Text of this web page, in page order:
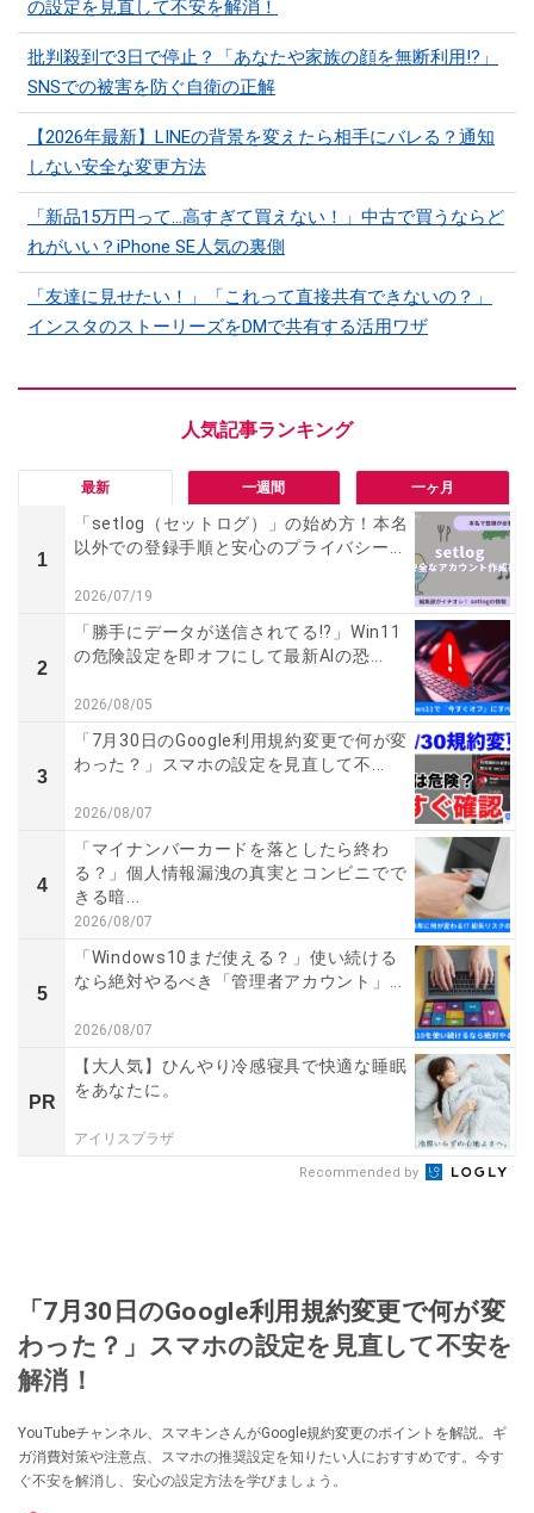
の設定を見直して不安を解消！
批判殺到で3日で停止？「あなたや家族の顔を無断利用!?」
SNSでの被害を防ぐ自衛の正解
【2026年最新】LINEの背景を変えたら相手にバレる？通知
しない安全な変更方法
「新品15万円って…高すぎて買えない！」中古で買うならど
れがいい？iPhone SE人気の裏側
「友達に見せたい！」「これって直接共有できないの？」
インスタのストーリーズをDMで共有する活用ワザ
最新 一週間 一ヶ月
1
「setlog（セットログ）」の始め方！本名
以外での登録手順と安心のプライバシー...
2026/07/19
2
「勝手にデータが送信されてる!?」Win11
の危険設定を即オフにして最新AIの恐...
2026/08/05
3
「7月30日のGoogle利用規約変更で何が変
わった？」スマホの設定を見直して不...
2026/08/07
4
「マイナンバーカードを落としたら終わ
る？」個人情報漏洩の真実とコンビニでで
きる暗...
2026/08/07
5
「Windows10まだ使える？」使い続ける
なら絶対やるべき「管理者アカウント」...
2026/08/07
PR
【大人気】ひんやり冷感寝具で快適な睡眠
をあなたに。
アイリスプラザ
Recommended by
「7月30日のGoogle利用規約変更で何が変
わった？」スマホの設定を見直して不安を
解消！
YouTubeチャンネル、スマキンさんがGoogle規約変更のポイントを解説。ギ
ガ消費対策や注意点、スマホの推奨設定を知りたい人におすすめです。今す
ぐ不安を解消し、安心の設定方法を学びましょう。